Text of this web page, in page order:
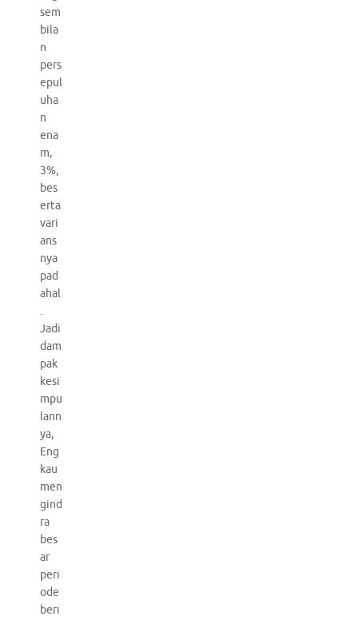
sem
bila
n
pers
epul
uha
n
ena
m,
3%,
bes
erta
vari
ans
nya
pad
ahal
.
Jadi
dam
pak
kesi
mpu
lann
ya,
Eng
kau
men
gind
ra
bes
ar
peri
ode
beri